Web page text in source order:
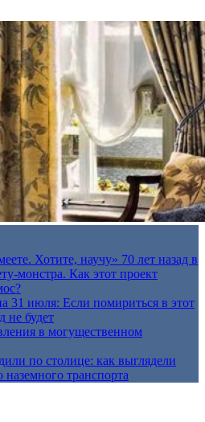
Хотите, научу» 70 лет назад в
монстра. Как этот проект
31 июля: Если помириться в этот
не будет
в могущественном
по столице: как выглядели
транспорта